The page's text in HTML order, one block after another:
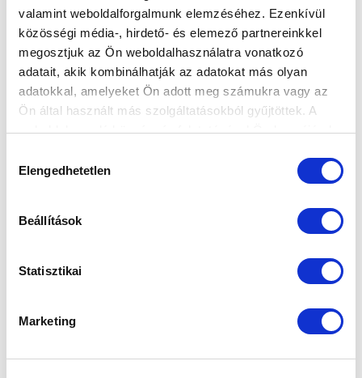
valamint weboldalforgalmunk elemzéséhez. Ezenkívül
közösségi média-, hirdető- és elemező partnereinkkel
megosztjuk az Ön weboldalhasználatra vonatkozó
adatait, akik kombinálhatják az adatokat más olyan
adatokkal, amelyeket Ön adott meg számukra vagy az
Ön által használt más szolgáltatásokból gyűjtöttek. A
weboldalon való böngészés folytatásával Ön hozzájárul a
kiválasztása
Elengedhetetlen
Beállítások
Statisztikai
Marketing
Elfogadom azAdatvédelmi tájékoztatót!
FELIRATKOZOM